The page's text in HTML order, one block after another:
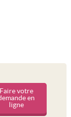
Faire votre
en
ligne